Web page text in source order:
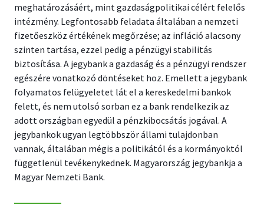
meghatározásáért, mint gazdaságpolitikai célért felelős
intézmény. Legfontosabb feladata általában a nemzeti
fizetőeszköz értékének megőrzése; az infláció alacsony
szinten tartása, ezzel pedig a pénzügyi stabilitás
biztosítása. A jegybank a gazdaság és a pénzügyi rendszer
egészére vonatkozó döntéseket hoz. Emellett a jegybank
folyamatos felügyeletet lát el a kereskedelmi bankok
felett, és nem utolsó sorban ez a bank rendelkezik az
adott országban egyedül a pénzkibocsátás jogával. A
jegybankok ugyan legtöbbször állami tulajdonban
vannak, általában mégis a politikától és a kormányoktól
függetlenül tevékenykednek. Magyarország jegybankja a
Magyar Nemzeti Bank.